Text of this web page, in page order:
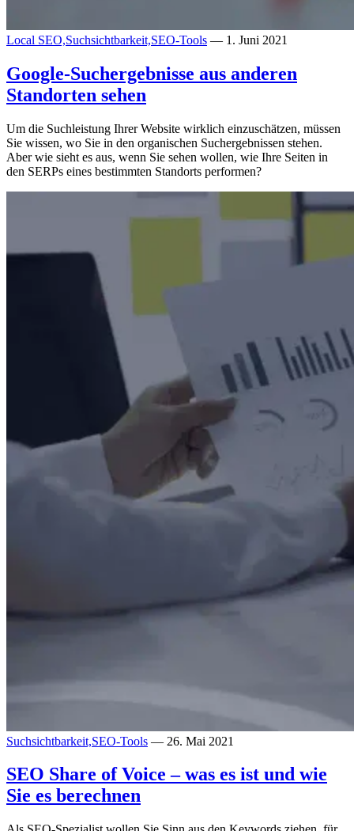
Local SEO,Suchsichtbarkeit,SEO-Tools — 1. Juni 2021
Google-Suchergebnisse aus anderen
Standorten sehen
Um die Suchleistung Ihrer Website wirklich einzuschätzen, müssen
Sie wissen, wo Sie in den organischen Suchergebnissen stehen.
Aber wie sieht es aus, wenn Sie sehen wollen, wie Ihre Seiten in
den SERPs eines bestimmten Standorts performen?
Suchsichtbarkeit,SEO-Tools — 26. Mai 2021
SEO Share of Voice – was es ist und wie
Sie es berechnen